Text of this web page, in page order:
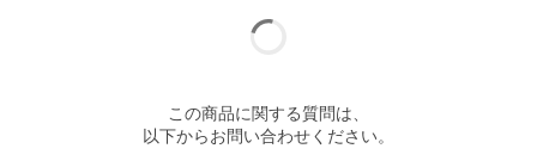
この商品に関する質問は、
以下からお問い合わせください。